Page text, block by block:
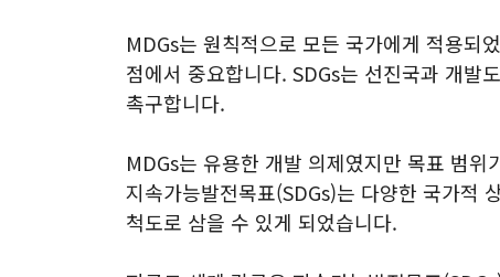
MDGs는 원칙적으로 모든 국가에게 적용되
점에서 중요합니다. SDGs는 선진국과 개발
촉구합니다.
MDGs는 유용한 개발 의제였지만 목표 범
지속가능발전목표(SDGs)는 다양한 국가적
척도로 삼을 수 있게 되었습니다.